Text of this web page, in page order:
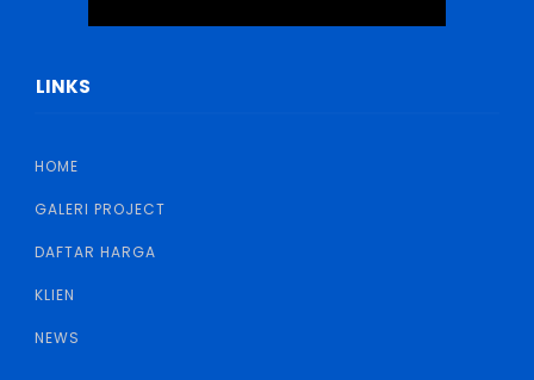
LINKS
HOME
GALERI PROJECT
DAFTAR HARGA
KLIEN
NEWS